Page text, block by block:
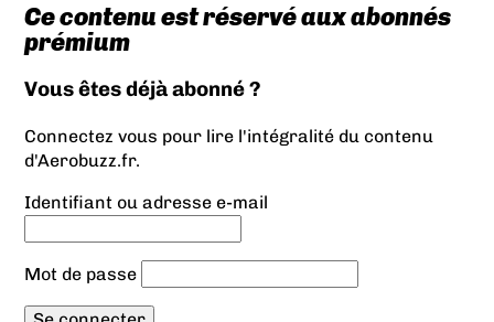
Ce contenu est réservé aux abonnés
prémium
Vous êtes déjà abonné ?
Connectez vous pour lire l'intégralité du contenu
d'Aerobuzz.fr.
Identifiant ou adresse e-mail
Mot de passe